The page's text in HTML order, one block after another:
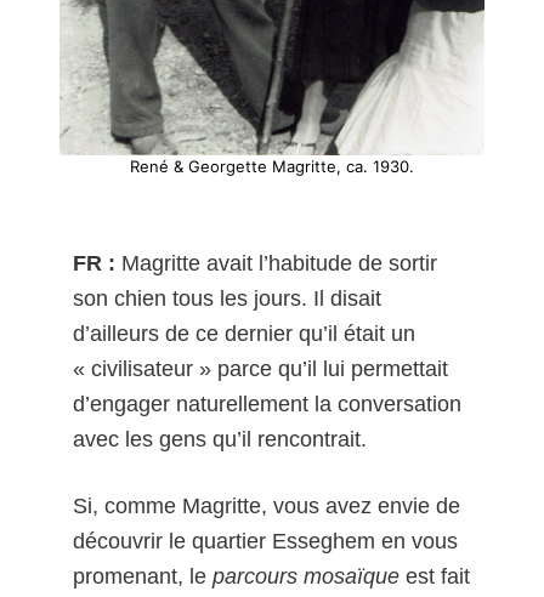
René & Georgette Magritte, ca. 1930.
FR : Magritte avait l’habitude de sortir
son chien tous les jours. Il disait
d’ailleurs de ce dernier qu’il était un
« civilisateur » parce qu’il lui permettait
d’engager naturellement la conversation
avec les gens qu’il rencontrait.
Si, comme Magritte, vous avez envie de
découvrir le quartier Esseghem en vous
promenant, le parcours mosaïque est fait